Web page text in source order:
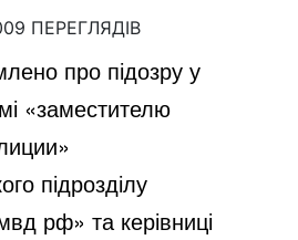
ПЕРЕГЛЯДІВ
про підозру у
«заместителю
підрозділу
рф» та керівниці